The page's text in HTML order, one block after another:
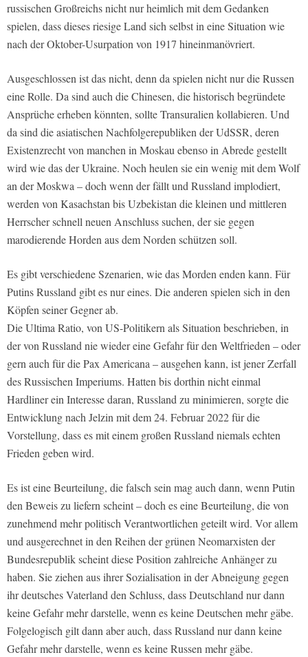
russischen Großreichs nicht nur heimlich mit dem Gedanken
spielen, dass dieses riesige Land sich selbst in eine Situation wie
nach der Oktober-Usurpation von 1917 hineinmanövriert.
Ausgeschlossen ist das nicht, denn da spielen nicht nur die Russen
eine Rolle. Da sind auch die Chinesen, die historisch begründete
Ansprüche erheben könnten, sollte Transuralien kollabieren. Und
da sind die asiatischen Nachfolgerepubliken der UdSSR, deren
Existenzrecht von manchen in Moskau ebenso in Abrede gestellt
wird wie das der Ukraine. Noch heulen sie ein wenig mit dem Wolf
an der Moskwa – doch wenn der fällt und Russland implodiert,
werden von Kasachstan bis Uzbekistan die kleinen und mittleren
Herrscher schnell neuen Anschluss suchen, der sie gegen
marodierende Horden aus dem Norden schützen soll.
Es gibt verschiedene Szenarien, wie das Morden enden kann. Für
Putins Russland gibt es nur eines. Die anderen spielen sich in den
Köpfen seiner Gegner ab.
Die Ultima Ratio, von US-Politikern als Situation beschrieben, in
der von Russland nie wieder eine Gefahr für den Weltfrieden – oder
gern auch für die Pax Americana – ausgehen kann, ist jener Zerfall
des Russischen Imperiums. Hatten bis dorthin nicht einmal
Hardliner ein Interesse daran, Russland zu minimieren, sorgte die
Entwicklung nach Jelzin mit dem 24. Februar 2022 für die
Vorstellung, dass es mit einem großen Russland niemals echten
Frieden geben wird.
Es ist eine Beurteilung, die falsch sein mag auch dann, wenn Putin
den Beweis zu liefern scheint – doch es eine Beurteilung, die von
zunehmend mehr politisch Verantwortlichen geteilt wird. Vor allem
und ausgerechnet in den Reihen der grünen Neomarxisten der
Bundesrepublik scheint diese Position zahlreiche Anhänger zu
haben. Sie ziehen aus ihrer Sozialisation in der Abneigung gegen
ihr deutsches Vaterland den Schluss, dass Deutschland nur dann
keine Gefahr mehr darstelle, wenn es keine Deutschen mehr gäbe.
Folgelogisch gilt dann aber auch, dass Russland nur dann keine
Gefahr mehr darstelle, wenn es keine Russen mehr gäbe.